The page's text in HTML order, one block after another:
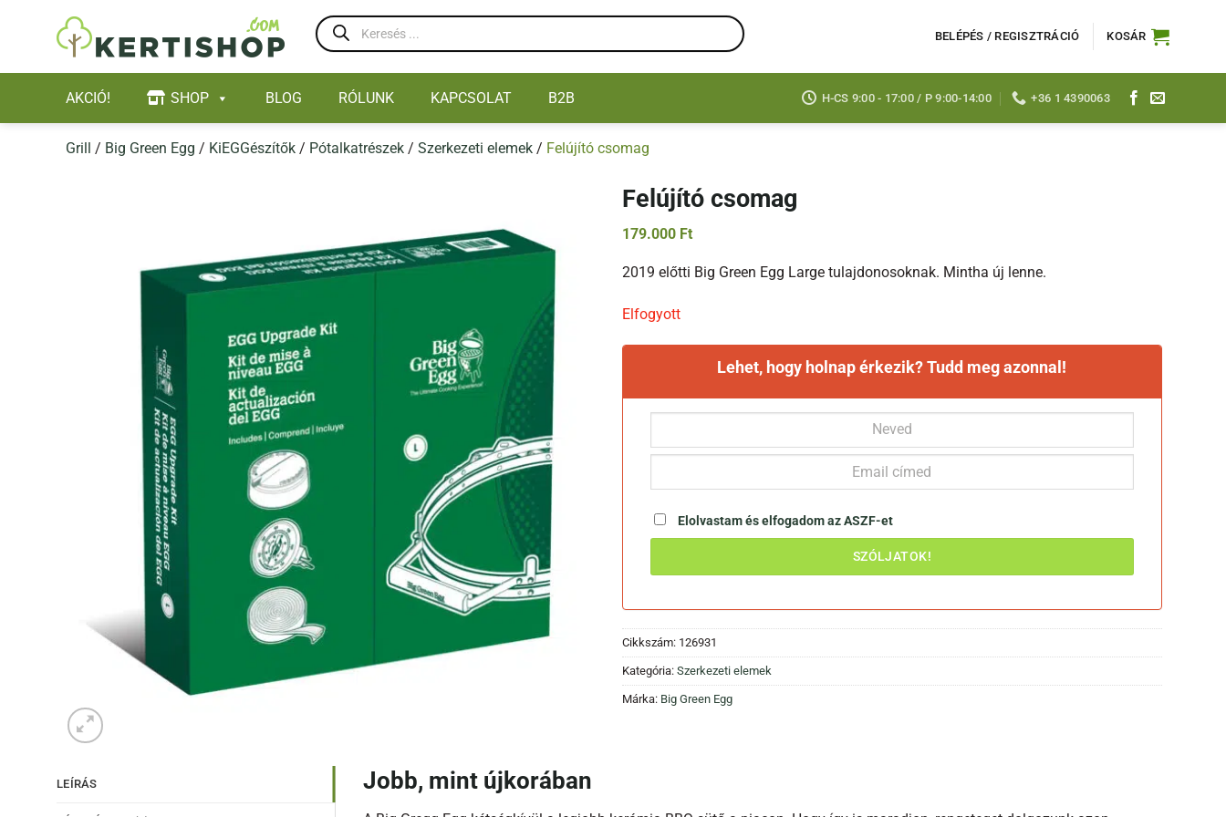
Products
search
BELÉPÉS / REGISZTRÁCIÓ KOSÁR
AKCIÓ! SHOP BLOG RÓLUNK KAPCSOLAT B2B H-CS 9:00 - 17:00 / P 9:00-14:00 +36 1 4390063
Grill / Big Green Egg / KiEGGészítők / Pótalkatrészek / Szerkezeti elemek / Felújító csomag
Felújító csomag
179.000 Ft
2019 előtti Big Green Egg Large tulajdonosoknak. Mintha új lenne.
Elfogyott
Lehet, hogy holnap érkezik? Tudd meg azonnal!
Elolvastam és elfogadom azASZF-et
Cikkszám: 126931
Kategória: Szerkezeti elemek
Márka: Big Green Egg
LEÍRÁS Jobb, mint újkorában